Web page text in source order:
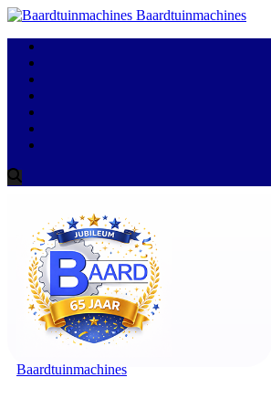
Baardtuinmachines
Baardtuinmachines